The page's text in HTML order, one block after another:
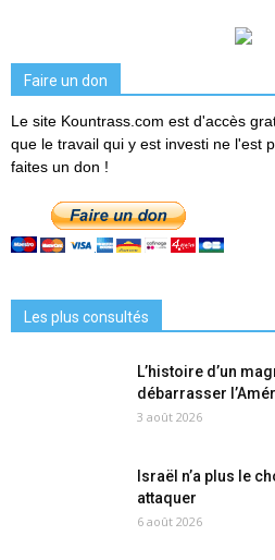
Faire un don
Le site Kountrass.com est d'accès
que le travail qui y est investi ne l'est
faites un don !
Les plus consultés
L’histoire d’un
débarrasser
3 août 2026
Israël n’a plus le
attaquer
6 août 2026